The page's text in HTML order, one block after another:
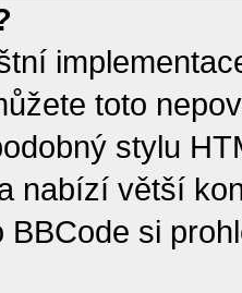
toto
stylu
nabízí větší
BBCode si